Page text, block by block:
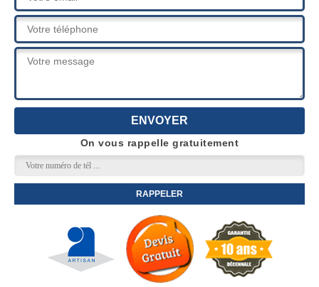
On vous rappelle gratuitement